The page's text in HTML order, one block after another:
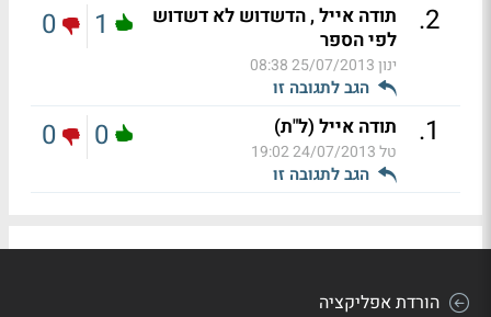
2
.
תודה אייל , הדשדוש לא דשדוש
לפי הספר
ינון25/07/2013 08:38
הגב לתגובה זו
1
0
1
. תודה אייל (ל"ת)
טל24/07/2013 19:02
הגב לתגובה זו
0
0
הורדת אפליקציה